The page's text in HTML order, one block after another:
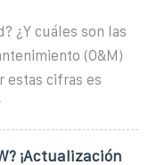
¿Y cuáles son las
(O&M)
estas cifras es
¡Actualización